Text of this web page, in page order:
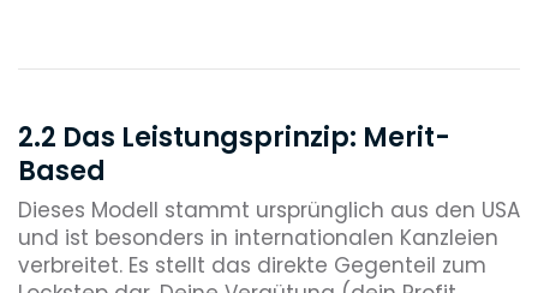
2.2 Das Leistungsprinzip: Merit-
Based
Dieses Modell stammt ursprünglich aus den USA
und ist besonders in internationalen Kanzleien
verbreitet. Es stellt das direkte Gegenteil zum